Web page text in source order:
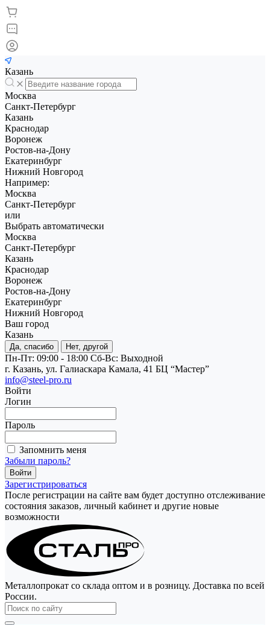
Казань
Москва
Санкт-Петербург
Казань
Краснодар
Воронеж
Ростов-на-Дону
Екатеринбург
Нижний Новгород
Например:
Москва
Санкт-Петербург
или
Выбрать автоматически
Москва
Санкт-Петербург
Казань
Краснодар
Воронеж
Ростов-на-Дону
Екатеринбург
Нижний Новгород
Ваш город
Казань
Да, спасибо Нет, другой
Пн-Пт: 09:00 - 18:00 Cб-Вс: Выходной
г. Казань, ул. Галиаскара Камала, 41 БЦ “Мастер”
info@steel-pro.ru
Войти
Логин
Пароль
Запомнить меня
Забыли пароль?
Зарегистрироваться
После регистрации на сайте вам будет доступно отслеживание
состояния заказов, личный кабинет и другие новые
возможности
Металлопрокат со склада оптом и в розницу. Доставка по всей
России.